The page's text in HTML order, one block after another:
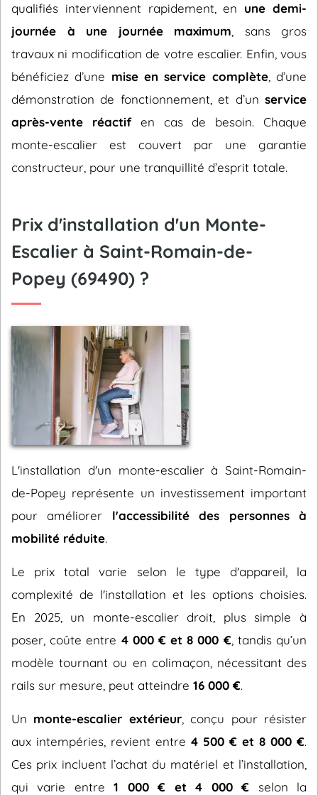
qualifiés interviennent rapidement, en une demi-
journée à une journée maximum , sans gros
travaux ni modification de votre escalier. Enfin, vous
bénéficiez d’une mise en service complète, d’une
démonstration de fonctionnement, et d’un service
après-vente réactifen cas de besoin. Chaque
monte-escalier est couvert par une garantie
constructeur, pour une tranquillité d’esprit totale.
Prix d'installation d'un Monte-
Escalier à Saint-Romain-de-
Popey (69490) ?
L'installation d'un monte-escalier à Saint-Romain-
de-Popey représente un investissement important
pour améliorer l'accessibilité des personnes à
mobilité réduite.
Le prix total varie selon le type d'appareil, la
complexité de l'installation et les options choisies.
En 2025, un monte-escalier droit, plus simple à
poser, coûte entre 4 000 € et 8 000 € , tandis qu’un
modèle tournant ou en colimaçon, nécessitant des
rails sur mesure, peut atteindre 16 000 €.
Un monte-escalier extérieur, conçu pour résister
aux intempéries, revient entre 4 500 € et 8 000 €.
Ces prix incluent l’achat du matériel et l’installation,
qui varie entre1 000 € et 4 000 € selon la